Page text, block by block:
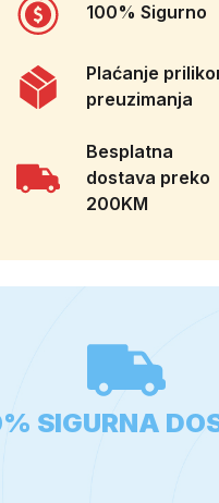
100% Sigurno
Plaćanje
preuzimanja
Besplatna
dostava preko
200KM
SIGURNA